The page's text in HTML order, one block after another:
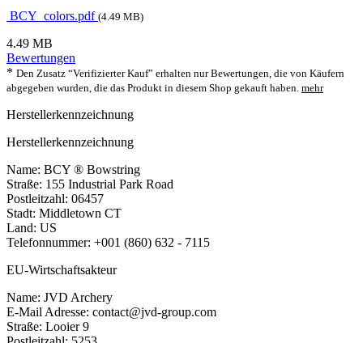
BCY_colors.pdf (4.49 MB)
4.49 MB
Bewertungen
* Den Zusatz “Verifizierter Kauf” erhalten nur Bewertungen, die von Käufern
abgegeben wurden, die das Produkt in diesem Shop gekauft haben. mehr
Herstellerkennzeichnung
Herstellerkennzeichnung
Name: BCY ® Bowstring
Straße: 155 Industrial Park Road
Postleitzahl: 06457
Stadt: Middletown CT
Land: US
Telefonnummer: +001 (860) 632 - 7115
EU-Wirtschaftsakteur
Name: JVD Archery
E-Mail Adresse: contact@jvd-group.com
Straße: Looier 9